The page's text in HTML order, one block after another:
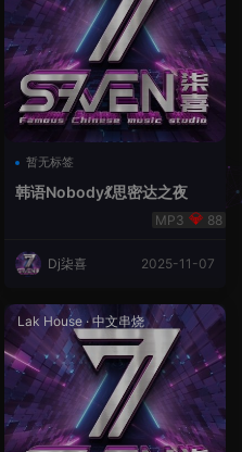
暂无标签
韩语Nobody💃思密达之夜
88
Dj柒喜 2025-11-07
Lak House·中文串烧